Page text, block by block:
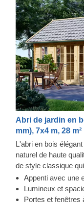
Abri de jardin en
mm), 7x4 m, 28 m²
L'abri en bois
naturel de haute
de style classique
De construction
extraordinaire vous
fonctionnalité et de
Appenti avec une
Lumineux et
Portes et fenêtres